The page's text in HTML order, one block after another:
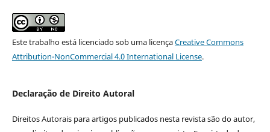
Este trabalho está licenciado sob uma licençaCreative Commons
Attribution-NonCommercial 4.0 International License.
Declaração de Direito Autoral
Direitos Autorais para artigos publicados nesta revista são do autor,